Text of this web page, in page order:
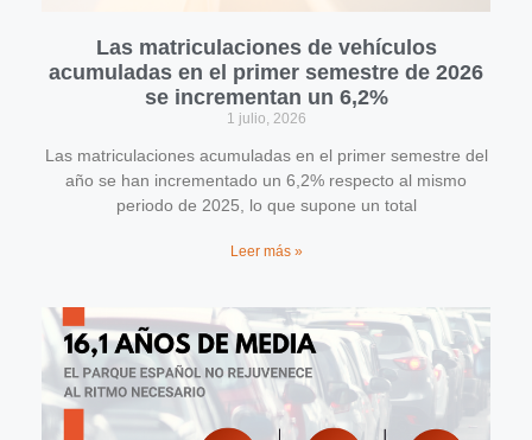
Las matriculaciones de vehículos
acumuladas en el primer semestre de 2026
se incrementan un 6,2%
1 julio, 2026
Las matriculaciones acumuladas en el primer semestre del
año se han incrementado un 6,2% respecto al mismo
periodo de 2025, lo que supone un total
Leer más »